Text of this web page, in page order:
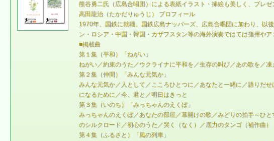
熊谷勇二氏（広島合唱団）による表紙イラスト・挿絵も美しく、プレゼ
高田龍治（たかだりゅうじ） プロフィール
1970年、国鉄に就職。国鉄広島ナッパーズ、広島合唱団に加わり、以
ン・ロシア・中国・韓国・カザフスタン等の海外演奏ではては指揮や
■掲載曲
第１集（平和）「ねがい」
ねがい／約束のうた／ウクライナに平和を／生存の叫び／あの歌を／
第２集（仲間）「みんな元気か」
みんな元気か／人として／こころひとつに／あなたと一緒に／語りだ
になるために／今、君と／明日はきっと
第３集（いのち）「みっちゃんのえくぼ」
みっちゃんのえくぼ／あなたの部屋／幕開けの歌／みどりの拍手～ひ
のシルクロード／初心のうた／哭く（なく）／底力のタンゴ（補作曲）
第４集（ふるさと）「風の列車」